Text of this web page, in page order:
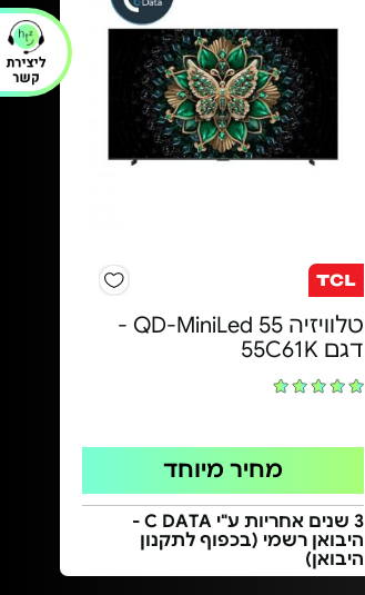
טלוויזיה QD-MiniLed 55 -
דגם 55C61K
מחיר מיוחד
3 שנים אחריות ע"י C DATA -
היבואן רשמי (בכפוף לתקנון
היבואן)